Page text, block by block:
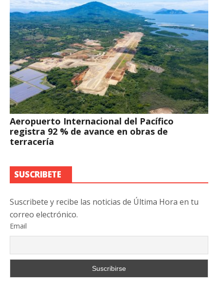
Aeropuerto Internacional del Pacífico
registra 92 % de avance en obras de
terracería
SUSCRIBETE
Suscribete y recibe las noticias de Última Hora en tu
correo electrónico.
Email